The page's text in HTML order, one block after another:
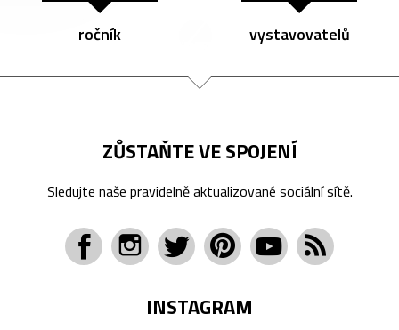
ročník vystavovatelů
ZŮSTAŇTE VE SPOJENÍ
Sledujte naše pravidelně aktualizované sociální sítě.
INSTAGRAM